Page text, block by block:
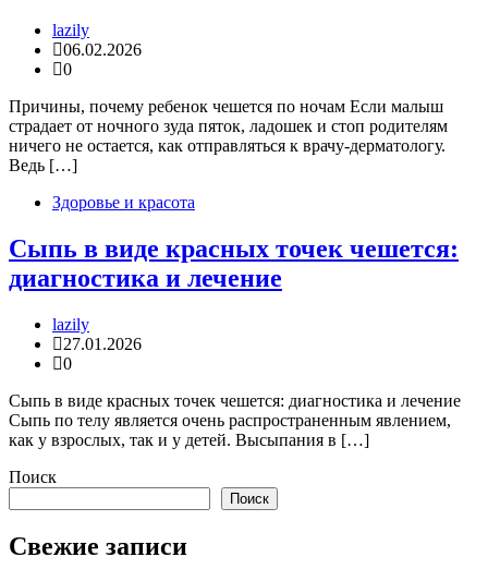
lazily
06.02.2026
0
Причины, почему ребенок чешется по ночам Если малыш
страдает от ночного зуда пяток, ладошек и стоп родителям
ничего не остается, как отправляться к врачу-дерматологу.
Ведь […]
Здоровье и красота
Сыпь в виде красных точек чешется:
диагностика и лечение
lazily
27.01.2026
0
Сыпь в виде красных точек чешется: диагностика и лечение
Сыпь по телу является очень распространенным явлением,
как у взрослых, так и у детей. Высыпания в […]
Поиск
Поиск
Свежие записи